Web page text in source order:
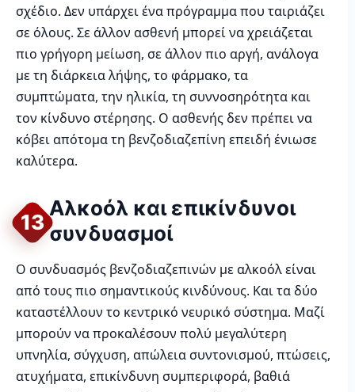
σχέδιο. Δεν υπάρχει ένα πρόγραμμα που ταιριάζει
σε όλους. Σε άλλον ασθενή μπορεί να χρειάζεται
πιο γρήγορη μείωση, σε άλλον πιο αργή, ανάλογα
με τη διάρκεια λήψης, το φάρμακο, τα
συμπτώματα, την ηλικία, τη συννοσηρότητα και
τον κίνδυνο στέρησης. Ο ασθενής δεν πρέπει να
κόβει απότομα τη βενζοδιαζεπίνη επειδή ένιωσε
καλύτερα.
13
Αλκοόλ και επικίνδυνοι
συνδυασμοί
Ο συνδυασμός βενζοδιαζεπινών με αλκοόλ είναι
από τους πιο σημαντικούς κινδύνους. Και τα δύο
καταστέλλουν το κεντρικό νευρικό σύστημα. Μαζί
μπορούν να προκαλέσουν πολύ μεγαλύτερη
υπνηλία, σύγχυση, απώλεια συντονισμού, πτώσεις,
ατυχήματα, επικίνδυνη συμπεριφορά, βαθιά